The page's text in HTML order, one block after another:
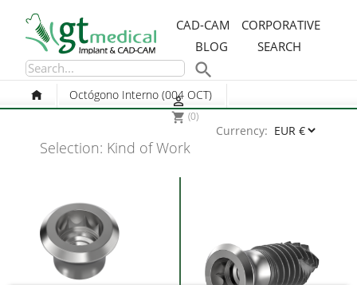
CAD-CAM
CORPORATIVE
BLOG
SEARCH
Currency:

shopping_cart (0)

Octógono Interno (004 OCT)
Selection: Kind of Work